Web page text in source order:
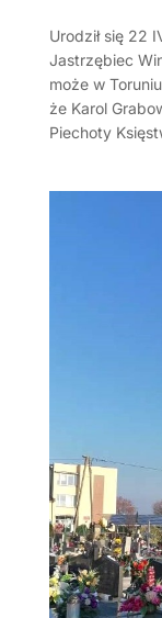
Urodził się 22
Jastrzębiec
może w
że Karol
Piechoty